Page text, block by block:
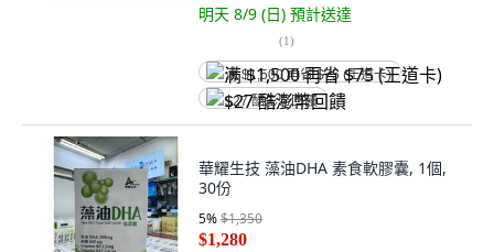
明天 8/9 (日) 預計送達
(1)
满 $1,500 再省 $75 (王道卡)
$27 酷澎幣回饋
華耀生技 藻油DHA 素食軟膠囊, 1個,
30份
5%$1,350
$1,280